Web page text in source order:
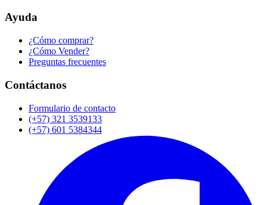
Ayuda
¿Cómo comprar?
¿Cómo Vender?
Preguntas frecuentes
Contáctanos
Formulario de contacto
(+57) 321 3539133
(+57) 601 5384344